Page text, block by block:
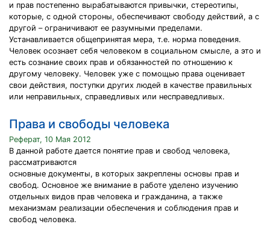
и прав постепенно вырабатываются привычки, стереотипы,
которые, с одной стороны, обеспечивают свободу действий, а с
другой – ограничивают ее разумными пределами.
Устанавливается общепринятая мера, т.е. норма поведения.
Человек осознает себя человеком в социальном смысле, а это и
есть сознание своих прав и обязанностей по отношению к
другому человеку. Человек уже с помощью права оценивает
свои действия, поступки других людей в качестве правильных
или неправильных, справедливых или несправедливых.
Права и свободы человека
Реферат, 10 Мая 2012
В данной работе дается понятие прав и свобод человека,
рассматриваются
основные документы, в которых закреплены основы прав и
свобод. Основное же внимание в работе уделено изучению
отдельных видов прав человека и гражданина, а также
механизмам реализации обеспечения и соблюдения прав и
свобод человека.